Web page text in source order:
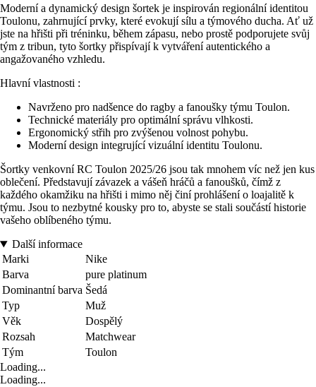
Moderní a dynamický design šortek je inspirován regionální identitou
Toulonu, zahrnující prvky, které evokují sílu a týmového ducha. Ať už
jste na hřišti při tréninku, během zápasu, nebo prostě podporujete svůj
tým z tribun, tyto šortky přispívají k vytváření autentického a
angažovaného vzhledu.
Hlavní vlastnosti :
Navrženo pro nadšence do ragby a fanoušky týmu Toulon.
Technické materiály pro optimální správu vlhkosti.
Ergonomický střih pro zvýšenou volnost pohybu.
Moderní design integrující vizuální identitu Toulonu.
Šortky venkovní RC Toulon 2025/26 jsou tak mnohem víc než jen kus
oblečení. Představují závazek a vášeň hráčů a fanoušků, čímž z
každého okamžiku na hřišti i mimo něj činí prohlášení o loajalitě k
týmu. Jsou to nezbytné kousky pro to, abyste se stali součástí historie
vašeho oblíbeného týmu.
Další informace
Marki
Nike
Barva
pure platinum
Dominantní barva Šedá
Typ
Muž
Věk
Dospělý
Rozsah
Matchwear
Tým
Toulon
Loading...
Loading...